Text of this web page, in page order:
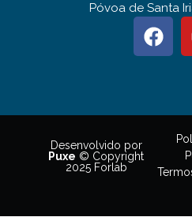
Póvoa de Santa
Desenvolvido por
Puxe © Copyright
2025 Forlab